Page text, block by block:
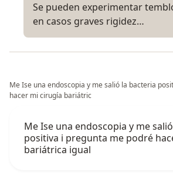
Se pueden experimentar
en casos graves rigidez…
Me Ise una endoscopia y me salió la bacteria
hacer mi cirugía bariátric
Me Ise una endoscopia y me
positiva i pregunta me podré
bariátrica igual